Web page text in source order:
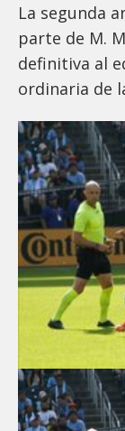
La segunda
parte de M.
definitiva al
ordinaria de